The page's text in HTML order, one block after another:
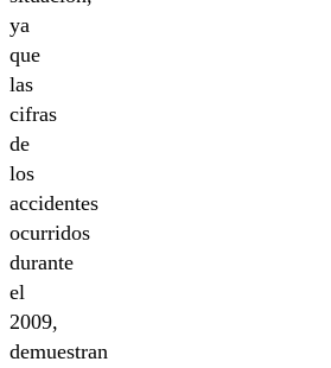
ya
que
las
cifras
de
los
accidentes
ocurridos
durante
el
2009,
demuestran